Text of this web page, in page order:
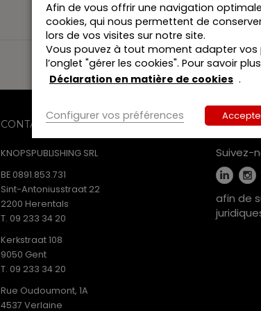
tous
ses
états
24
novembre
CONTACT
KNOPSPUBLISHING SRL
BE 0891.853.731
Sint-Antoniusstraat 22
2200 Herentals
T. 09 233 34 20
Kerkstraat 108
9050 Gent
T. 09 233 34 20
Rue Oudoumont, 1A
4537 Verlaine
MEDIAS
Suivez-
afin de
Afin de vous offrir une navigation
cookies, qui nous permettent de
lors de vos visites sur notre site.
Vous pouvez à tout moment adapter vos
l’onglet "gérer les cookies". Pour savoir
Déclaration en matière de cookies .
Configurer vos préférences